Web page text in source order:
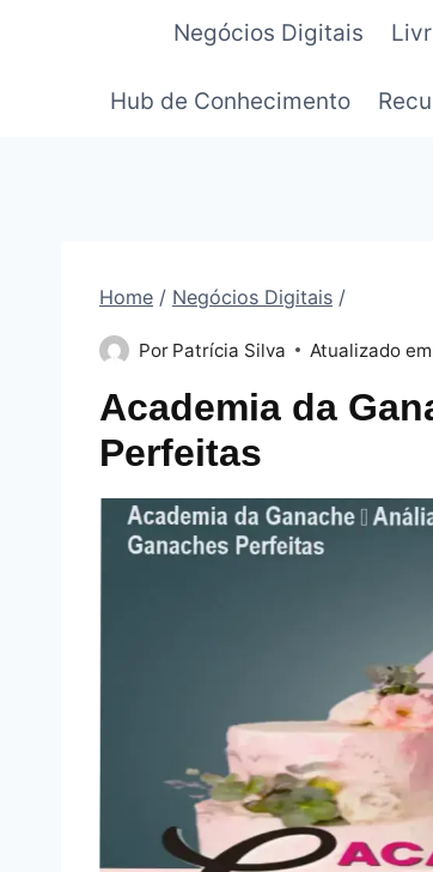
Negócios Digitais
Hub de Conhecimento
Home / Negócios Digitais /
Por Patrícia Silva Atualizado em
Academia da
Perfeitas